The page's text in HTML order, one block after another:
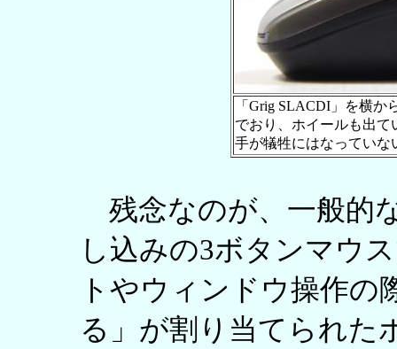
「Grig SLACDI」を横
でおり、ホイールも出
手が犠牲にはなっていな
残念なのが、一般的
し込みの3ボタンマウ
トやウィンドウ操作の
る」が割り当てられた